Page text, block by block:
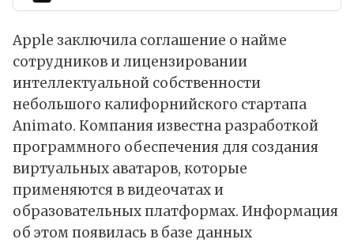
Apple заключила соглашение о найме
сотрудников и лицензировании
интеллектуальной собственности
небольшого калифорнийского стартапа
Animato. Компания известна разработкой
программного обеспечения для создания
виртуальных аватаров, которые
применяются в видеочатах и
образовательных платформах. Информация
об этомпоявилась в базе данных